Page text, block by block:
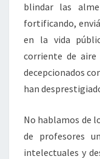
blindar las
fortificando,
en la vida
corriente de
decepcionados
han
No hablamos de
de profesores
intelectuales y